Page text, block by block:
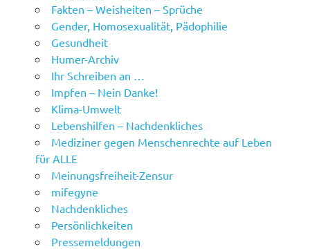
Fakten – Weisheiten – Sprüche
Gender, Homosexualität, Pädophilie
Gesundheit
Humer-Archiv
Ihr Schreiben an …
Impfen – Nein Danke!
Klima-Umwelt
Lebenshilfen – Nachdenkliches
Mediziner gegen Menschenrechte auf Leben
für ALLE
Meinungsfreiheit-Zensur
mifegyne
Nachdenkliches
Persönlichkeiten
Pressemeldungen